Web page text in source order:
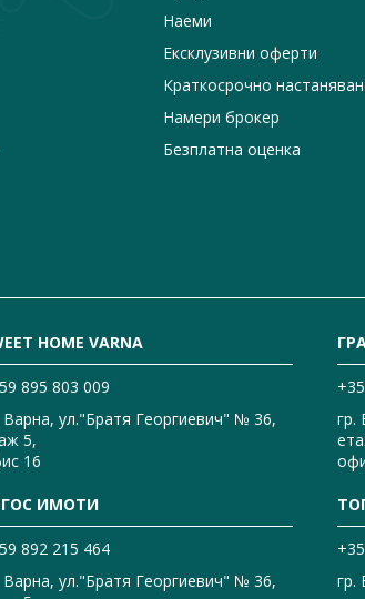
Наеми
Ексклузивни оферти
Краткосрочно
Намери брокер
Безплатна оценка
HOME VARNA
895 803 009
Варна, ул."Братя Георгиевич" № 36,
5,
16
гр.
ИМОТИ
892 215 464
Варна, ул."Братя Георгиевич" № 36,
гр.